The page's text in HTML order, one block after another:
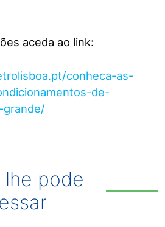
aceda ao link:
pt/conheca-as-
de-
lhe pode